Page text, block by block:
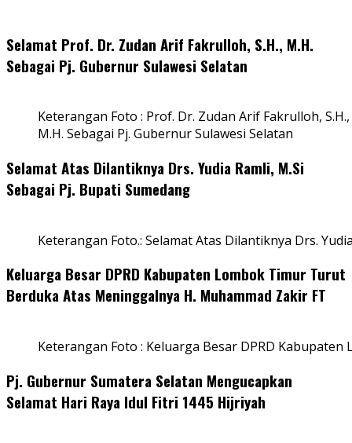
Selamat Prof. Dr. Zudan Arif Fakrulloh, S.H., M.H.
Sebagai Pj. Gubernur Sulawesi Selatan
Keterangan Foto : Prof. Dr. Zudan Arif Fakrulloh, S.H.,
M.H. Sebagai Pj. Gubernur Sulawesi Selatan
Selamat Atas Dilantiknya Drs. Yudia Ramli, M.Si
Sebagai Pj. Bupati Sumedang
Keterangan Foto.: Selamat Atas Dilantiknya Drs.
Keluarga Besar DPRD Kabupaten Lombok Timur Turut
Berduka Atas Meninggalnya H. Muhammad Zakir FT
Keterangan Foto : Keluarga Besar DPRD
Pj. Gubernur Sumatera Selatan Mengucapkan
Selamat Hari Raya Idul Fitri 1445 Hijriyah